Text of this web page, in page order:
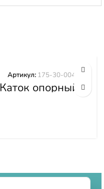
Каток опорный
двубортный 175-
Артикул: 175-30-00495